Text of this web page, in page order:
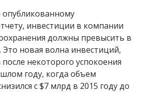
опубликованному
инвестиции в компании
должны превысить в
Это новая волна инвестиций,
некоторого успокоения
году, когда объем
с $7 млрд в 2015 году до